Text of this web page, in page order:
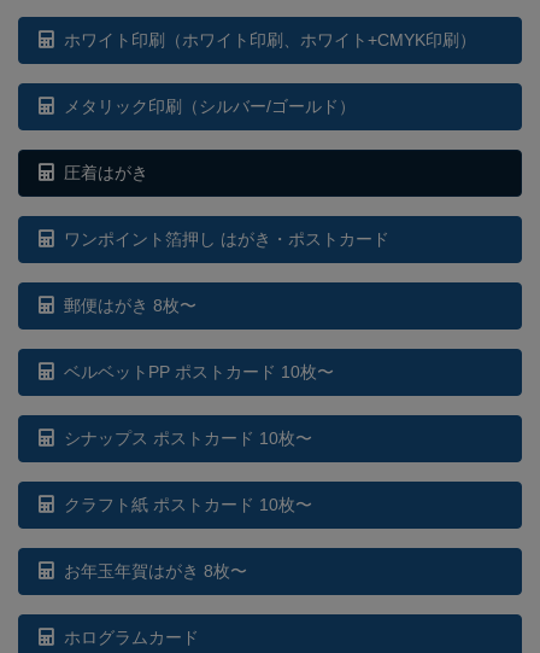
ホワイト印刷 （ホワイト印刷、ホワイト+CMYK印刷）
メタリック印刷（シルバー/ゴールド）
圧着はがき
ワンポイント箔押し はがき・ポストカード
郵便はがき 8枚〜
ベルベットPP ポストカード 10枚〜
シナップス ポストカード 10枚〜
クラフト紙 ポストカード 10枚〜
お年玉年賀はがき 8枚〜
ホログラムカード